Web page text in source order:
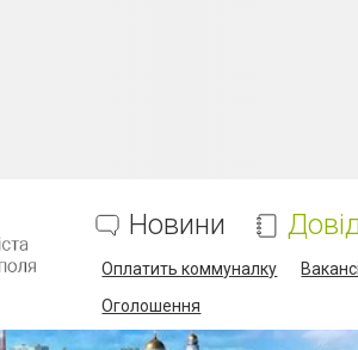
Новини
Оплатить коммуналку
Оголошення